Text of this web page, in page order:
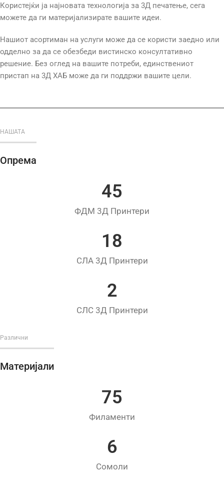
Користејќи ја најновата технологија за 3Д печатење, сега
можете да ги материјализирате вашите идеи.
Нашиот асортиман на услуги може да се користи заедно или
одделно за да се обезбеди вистинско консултативно
решение. Без оглед на вашите потреби, единствениот
пристап на 3Д ХАБ може да ги поддржи вашите цели.
НАШАТА
Опрема
45
ФДМ 3Д Принтери
18
СЛА 3Д Принтери
2
СЛС 3Д Принтери
Различни
Материјали
75
Филаменти
6
Сомоли